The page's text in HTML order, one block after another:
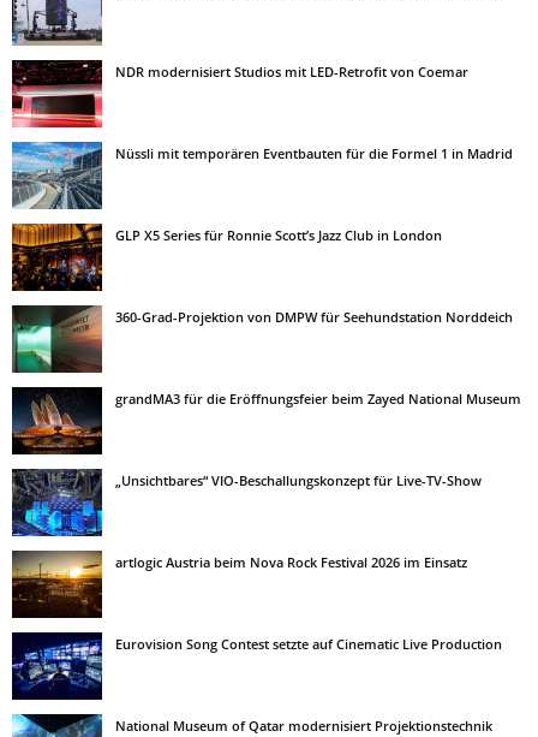
NDR modernisiert Studios mit LED-Retrofit von Coemar
Nüssli mit temporären Eventbauten für die Formel 1 in Madrid
GLP X5 Series für Ronnie Scott’s Jazz Club in London
360-Grad-Projektion von DMPW für Seehundstation Norddeich
grandMA3 für die Eröffnungsfeier beim Zayed National Museum
„Unsichtbares“ VIO-Beschallungskonzept für Live-TV-Show
artlogic Austria beim Nova Rock Festival 2026 im Einsatz
Eurovision Song Contest setzte auf Cinematic Live Production
National Museum of Qatar modernisiert Projektionstechnik